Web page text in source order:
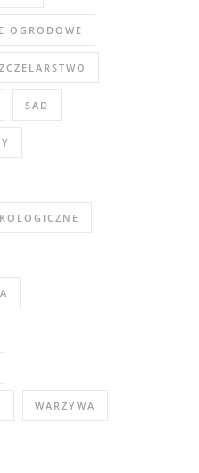
OGRODOWE
SAD
WARZYWA